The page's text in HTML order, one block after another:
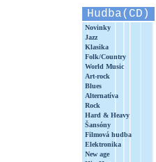
Hudba(CD)
Novinky
Jazz
Klasika
Folk/Country
World Music
Art-rock
Blues
Alternatíva
Rock
Hard & Heavy
Šansóny
Filmová hudba
Elektronika
New age